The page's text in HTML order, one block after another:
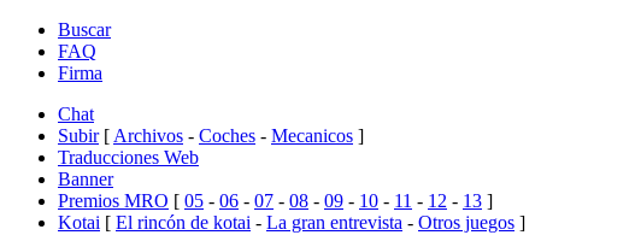
Buscar
FAQ
Firma
Chat
Subir [ Archivos - Coches - Mecanicos ]
Traducciones Web
Banner
Premios MRO [ 05 - 06 - 07 - 08 - 09 - 10 - 11 - 12 - 13 ]
Kotai [ El rincón de kotai - La gran entrevista - Otros juegos ]